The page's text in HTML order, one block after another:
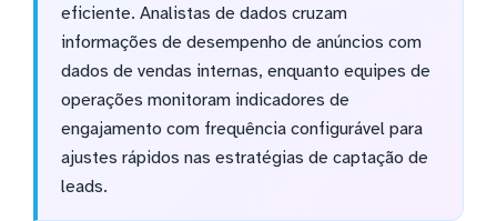
eficiente. Analistas de dados cruzam
informações de desempenho de anúncios com
dados de vendas internas, enquanto equipes de
operações monitoram indicadores de
engajamento com frequência configurável para
ajustes rápidos nas estratégias de captação de
leads.